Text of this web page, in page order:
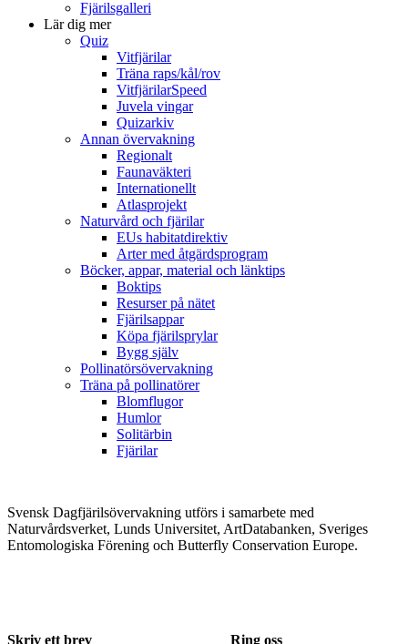
Fjärilsgalleri
Lär dig mer
Quiz
Vitfjärilar
Träna raps/kål/rov
VitfjärilarSpeed
Juvela vingar
Quizarkiv
Annan övervakning
Regionalt
Faunaväkteri
Internationellt
Atlasprojekt
Naturvård och fjärilar
EUs habitatdirektiv
Arter med åtgärdsprogram
Böcker, appar, material och länktips
Boktips
Resurser på nätet
Fjärilsappar
Köpa fjärilsprylar
Bygg själv
Pollinatörsövervakning
Träna på pollinatörer
Blomflugor
Humlor
Solitärbin
Fjärilar
Svensk Dagfjärilsövervakning utförs i samarbete med
Naturvårdsverket, Lunds Universitet, ArtDatabanken, Sveriges
Entomologiska Förening och Butterfly Conservation Europe.
Skriv ett brev Ring oss